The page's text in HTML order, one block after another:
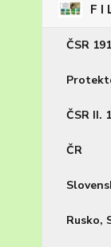
F I
ČSR
ČSR II.
ČR
Rusko,